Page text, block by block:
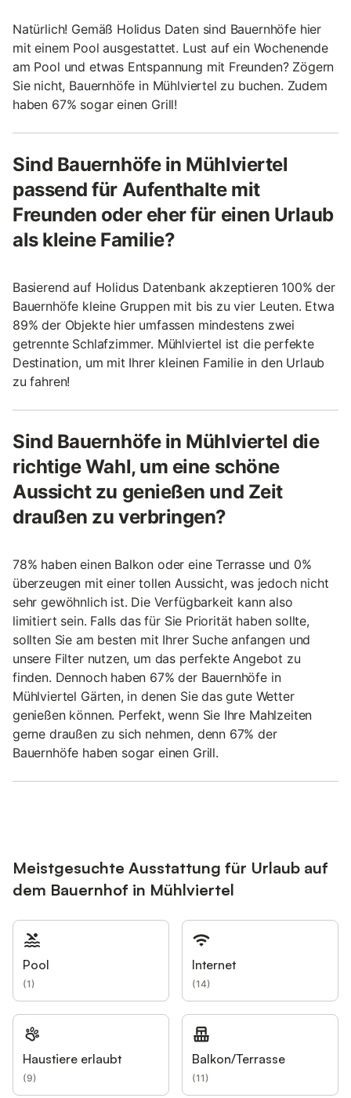
Natürlich! Gemäß Holidus Daten sind Bauernhöfe hier
mit einem Pool ausgestattet. Lust auf ein Wochenende
am Pool und etwas Entspannung mit Freunden? Zögern
Sie nicht, Bauernhöfe in Mühlviertel zu buchen. Zudem
haben 67% sogar einen Grill!
Sind Bauernhöfe in Mühlviertel
passend für Aufenthalte mit
Freunden oder eher für einen Urlaub
als kleine Familie?
Basierend auf Holidus Datenbank akzeptieren 100% der
Bauernhöfe kleine Gruppen mit bis zu vier Leuten. Etwa
89% der Objekte hier umfassen mindestens zwei
getrennte Schlafzimmer. Mühlviertel ist die perfekte
Destination, um mit Ihrer kleinen Familie in den Urlaub
zu fahren!
Sind Bauernhöfe in Mühlviertel die
richtige Wahl, um eine schöne
Aussicht zu genießen und Zeit
draußen zu verbringen?
78% haben einen Balkon oder eine Terrasse und 0%
überzeugen mit einer tollen Aussicht, was jedoch nicht
sehr gewöhnlich ist. Die Verfügbarkeit kann also
limitiert sein. Falls das für Sie Priorität haben sollte,
sollten Sie am besten mit Ihrer Suche anfangen und
unsere Filter nutzen, um das perfekte Angebot zu
finden. Dennoch haben 67% der Bauernhöfe in
Mühlviertel Gärten, in denen Sie das gute Wetter
genießen können. Perfekt, wenn Sie Ihre Mahlzeiten
gerne draußen zu sich nehmen, denn 67% der
Bauernhöfe haben sogar einen Grill.
Meistgesuchte Ausstattung für Urlaub auf
dem Bauernhof in Mühlviertel
Pool
(1)
Internet
(14)
Haustiere erlaubt
(9)
Balkon/Terrasse
(11)